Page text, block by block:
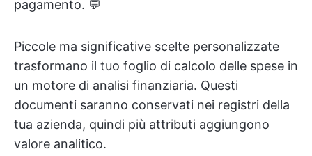
pagamento. 💬
Piccole ma significative scelte personalizzate
trasformano il tuo foglio di calcolo delle spese in
un motore di analisi finanziaria. Questi
documenti saranno conservati nei registri della
tua azienda, quindi più attributi aggiungono
valore analitico.